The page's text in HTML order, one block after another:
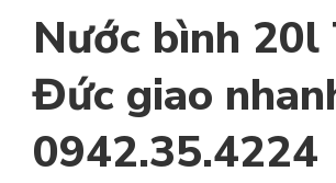
Nước bình 20l
Đức giao
0942.35.4224